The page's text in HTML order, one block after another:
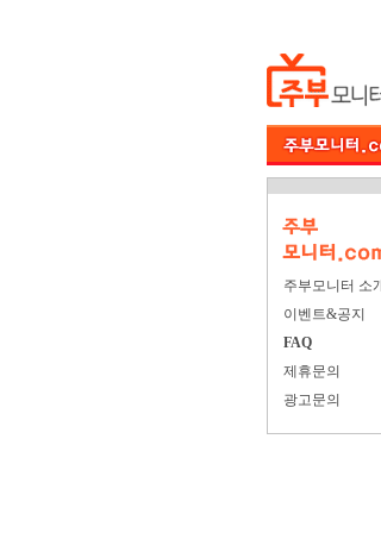
주부모니터 소
이벤트&공지
FAQ
제휴문의
광고문의